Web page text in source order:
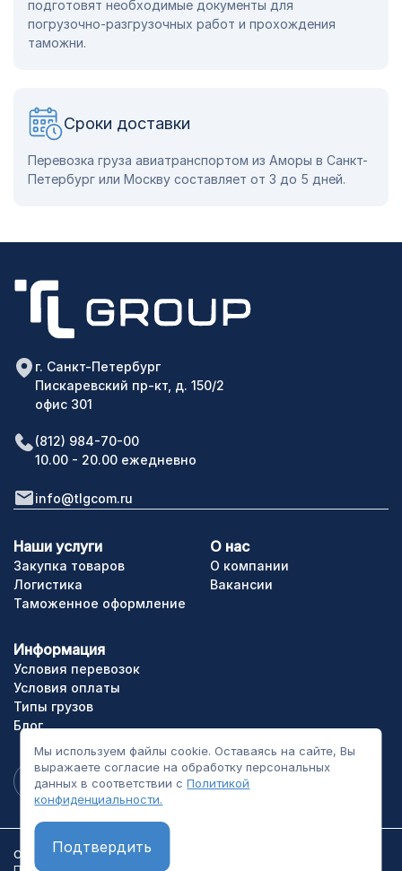
подготовят необходимые документы для
погрузочно-разгрузочных работ и прохождения
таможни.
Сроки доставки
Перевозка груза авиатранспортом из Аморы в Санкт-
Петербург или Москву составляет от 3 до 5 дней.
Мы используем файлы cookie. Оставаясь на сайте, Вы
выражаете согласие на обработку персональных
данных в соответствии сПолитикой
конфиденциальности.
Подтвердить
г. Санкт-Петербург
Пискаревский пр-кт, д. 150/2
офис 301
(812) 984-70-00
10.00 - 20.00 ежедневно
info@tlgcom.ru
Закупка товаров
Наши услуги
Логистика
Таможенное оформление
О нас
О компании
Вакансии
Информация
Условия перевозок
Условия оплаты
Типы грузов
Блог
ООО «ТЛГрупп». Все права сайта защищены.